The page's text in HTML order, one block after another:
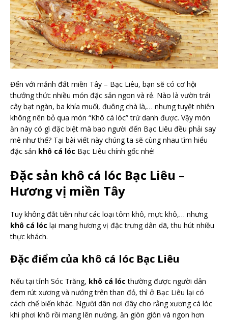
Đến với mảnh đất miền Tây – Bạc Liêu, bạn sẽ có cơ hội
thưởng thức nhiều món đặc sản ngon và rẻ. Nào là vườn trái
cây bạt ngàn, ba khía muối, đuông chà là,… nhưng tuyệt nhiên
không nên bỏ qua món “Khô cá lóc” trứ danh được. Vậy món
ăn này có gì đặc biệt mà bao người đến Bạc Liêu đều phải say
mê như thế? Tại bài viết này chúng ta sẽ cùng nhau tìm hiểu
đặc sản khô cá lóc Bạc Liêu chính gốc nhé!
Đặc sản khô cá lóc Bạc Liêu –
Hương vị miền Tây
Tuy không đắt tiền như các loại tôm khô, mực khô,… nhưng
khô cá lóc lại mang hương vị đặc trưng dân dã, thu hút nhiều
thực khách.
Đặc điểm của khô cá lóc Bạc Liêu
Nếu tại tỉnh Sóc Trăng, khô cá lóc thường được người dân
đem rút xương và nướng trên than đỏ, thì ở Bạc Liêu lại có
cách chế biến khác. Người dân nơi đây cho rằng xương cá lóc
khi phơi khô rồi mang lên nướng, ăn giòn giòn và ngon hơn